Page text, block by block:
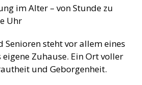
im Alter – von Stunde zu
Uhr
Senioren steht vor allem eines
Zuhause. Ein Ort voller
und Geborgenheit.